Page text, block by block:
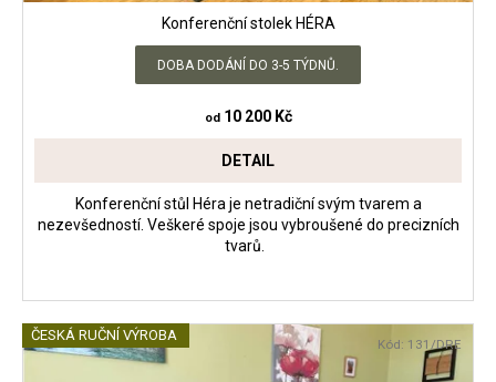
Konferenční stolek HÉRA
DOBA DODÁNÍ DO 3-5 TÝDNŮ.
od10 200 Kč
DETAIL
Konferenční stůl Héra je netradiční svým tvarem a
nezevšedností. Veškeré spoje jsou vybroušené do precizních
tvarů.
ČESKÁ RUČNÍ VÝROBA
Kód: 131/DRE